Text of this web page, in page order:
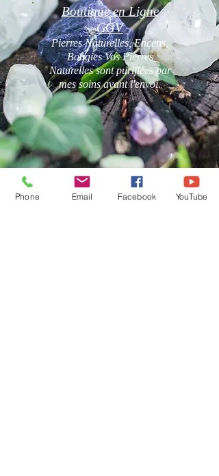
Boutique en Ligne
CGV
Pierres Naturelles, Encens,
Bougies Vos Pierres
Naturelles sont purifiées par
mes soins avant l'envoi.
Phone Email Facebook YouTube